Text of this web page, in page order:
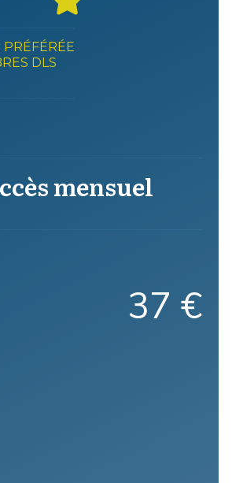
DLS
mensuel
37 €